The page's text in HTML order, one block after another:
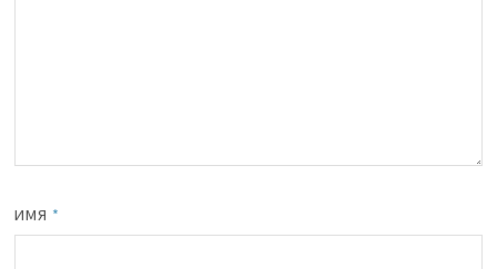
ИМЯ *